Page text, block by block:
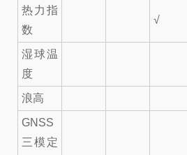
热力指
数
√
湿球温
度
浪高
GNSS
三模定